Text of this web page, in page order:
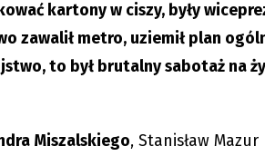
kartony w ciszy, były
zawalił metro, uziemił plan
to był brutalny sabotaż na
Miszalskiego, Stanisław Mazur